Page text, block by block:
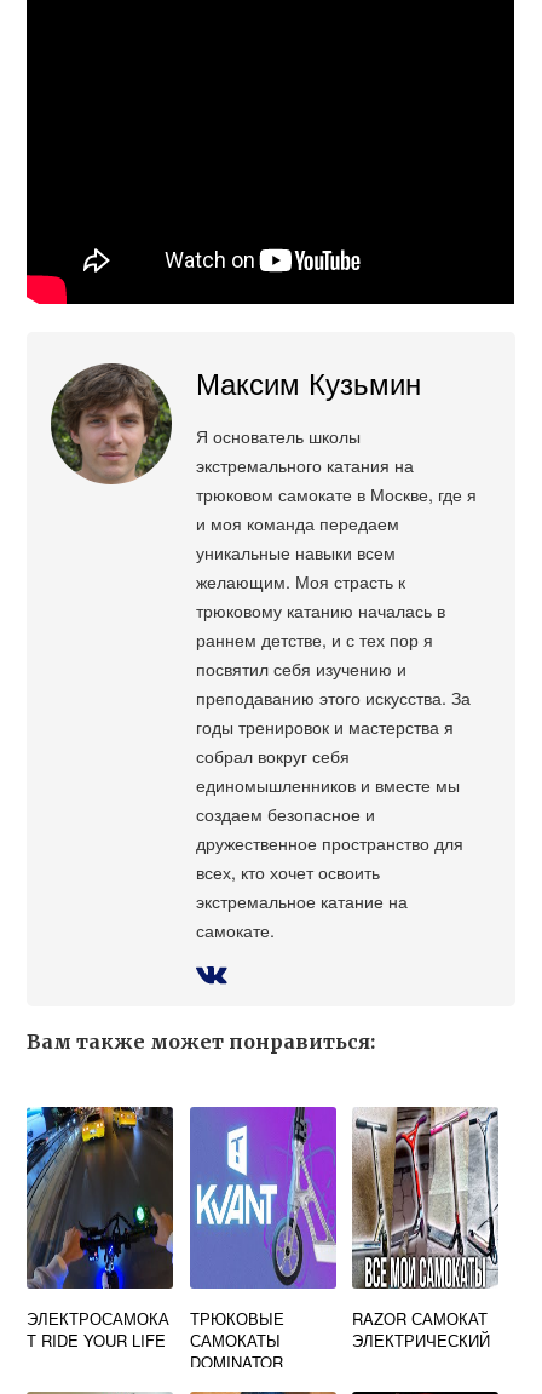
Максим Кузьмин
Я основатель школы
экстремального катания на
трюковом самокате в Москве, где я
и моя команда передаем
уникальные навыки всем
желающим. Моя страсть к
трюковому катанию началась в
раннем детстве, и с тех пор я
посвятил себя изучению и
преподаванию этого искусства. За
годы тренировок и мастерства я
собрал вокруг себя
единомышленников и вместе мы
создаем безопасное и
дружественное пространство для
всех, кто хочет освоить
экстремальное катание на
самокате.
Вам также может понравиться:
ЭЛЕКТРОСАМОКА
Т RIDE YOUR LIFE
ТРЮКОВЫЕ
САМОКАТЫ
DOMINATOR
RAZOR САМОКАТ
ЭЛЕКТРИЧЕСКИЙ